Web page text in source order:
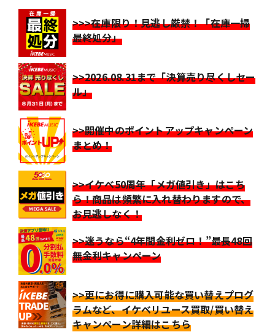
>>>在庫限り！見逃し厳禁！「在庫一掃
最終処分」
>>2026.08.31まで「決算売り尽くしセー
ル」
>>開催中のポイントアップキャンペーン
まとめ！
>>イケベ50周年「メガ値引き」はこち
ら！商品は頻繁に入れ替わりますので、
お見逃しなく！
>>迷うなら“4年間金利ゼロ！”最長48回
無金利キャンペーン
>>更にお得に購入可能な買い替えプログ
ラムなど、イケベリユース買取/買い替え
キャンペーン詳細はこちら